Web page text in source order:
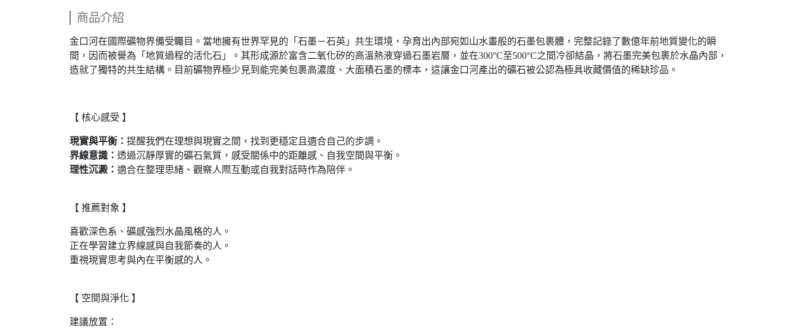
商品介紹
金口河在國際礦物界備受矚目。當地擁有世界罕見的「石墨－石英」共生環境，孕育出內部宛如山水畫般的石墨包裹體，完整記錄了數億年前地質變化的瞬
間，因而被譽為「地質過程的活化石」。其形成源於富含二氧化矽的高溫熱液穿過石墨岩層，並在300°C至500°C之間冷卻結晶，將石墨完美包裹於水晶內部，
造就了獨特的共生結構。目前礦物界極少見到能完美包裹高濃度、大面積石墨的標本，這讓金口河產出的礦石被公認為極具收藏價值的稀缺珍品。
【 核心感受 】
現實與平衡： 提醒我們在理想與現實之間，找到更穩定且適合自己的步調。
界線意識： 透過沉靜厚實的礦石氣質，感受關係中的距離感、自我空間與平衡。
理性沉澱： 適合在整理思緒、觀察人際互動或自我對話時作為陪伴。
【 推薦對象 】
喜歡深色系、礦感強烈水晶風格的人。
正在學習建立界線感與自我節奏的人。
重視現實思考與內在平衡感的人。
【 空間與淨化 】
建議放置：